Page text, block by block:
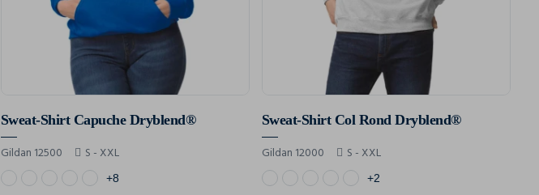
Sweat-Shirt Capuche Dryblend®
Gildan 12500 S - XXL
+8
Sweat-Shirt Col Rond Dryblend®
Gildan 12000 S - XXL
+2